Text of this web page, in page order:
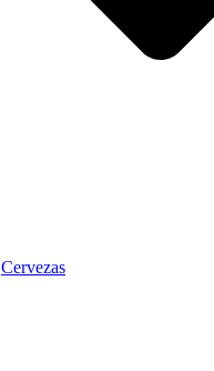
Cervezas